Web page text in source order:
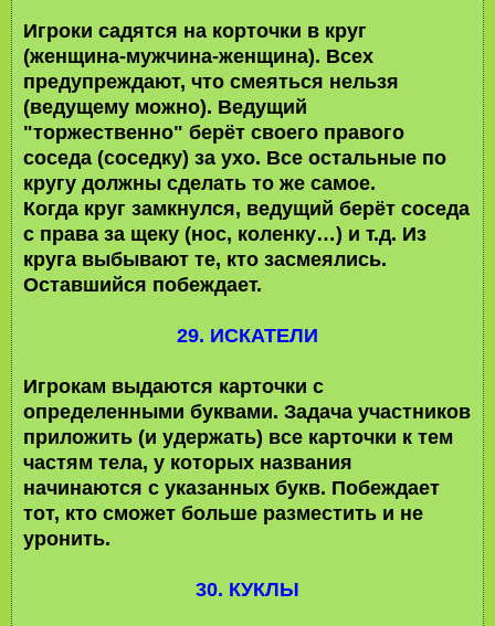
Игроки садятся на корточки в круг
(женщина-мужчина-женщина). Всех
предупреждают, что смеяться нельзя
(ведущему можно). Ведущий
"торжественно" берёт своего правого
соседа (соседку) за ухо. Все остальные по
кругу должны сделать то же самое.
Когда круг замкнулся, ведущий берёт соседа
с права за щеку (нос, коленку…) и т.д. Из
круга выбывают те, кто засмеялись.
Оставшийся побеждает.
29. ИСКАТЕЛИ
Игрокам выдаются карточки с
определенными буквами. Задача участников
приложить (и удержать) все карточки к тем
частям тела, у которых названия
начинаются с указанных букв. Побеждает
тот, кто сможет больше разместить и не
уронить.
30. КУКЛЫ